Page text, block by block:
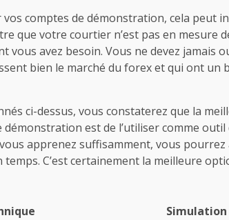
vos comptes de démonstration, cela peut
que votre courtier n’est pas en mesure
vous avez besoin. Vous ne devez jamais
bien le marché du forex et qui ont un
ci-dessus, vous constaterez que la
démonstration est de l’utiliser comme
apprenez suffisamment, vous
C’est certainement la meilleure
Simulation